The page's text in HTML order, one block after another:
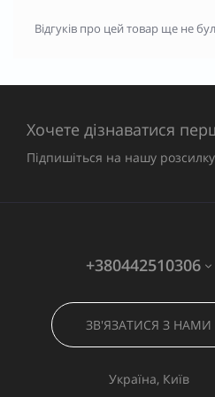
Відгуків про цей товар ще не
Хочете дізнаватися
Підпишіться на нашу
+380442510306
ЗВ'ЯЗАТИСЯ З НАМИ
Україна, Київ